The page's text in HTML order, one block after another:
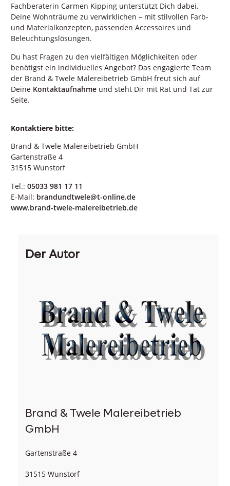
Fachberaterin Carmen Kipping unterstützt Dich dabei,
Deine Wohnträume zu verwirklichen – mit stilvollen Farb-
und Materialkonzepten, passenden Accessoires und
Beleuchtungslösungen.
Du hast Fragen zu den vielfältigen Möglichkeiten oder
benötigst ein individuelles Angebot? Das engagierte Team
der Brand & Twele Malereibetrieb GmbH freut sich auf
Deine Kontaktaufnahme und steht Dir mit Rat und Tat zur
Seite.
Kontaktiere bitte:
Brand & Twele Malereibetrieb GmbH
Gartenstraße 4
31515 Wunstorf
Tel.: 05033 981 17 11
E-Mail: brandundtwele@t-online.de
www.brand-twele-malereibetrieb.de
Der Autor
Brand & Twele Malereibetrieb
GmbH
Gartenstraße 4
31515 Wunstorf